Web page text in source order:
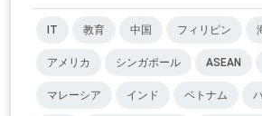
IT 教育 中国 フィリピン
アメリカ シンガポール ASEAN
マレーシア インド ベトナム